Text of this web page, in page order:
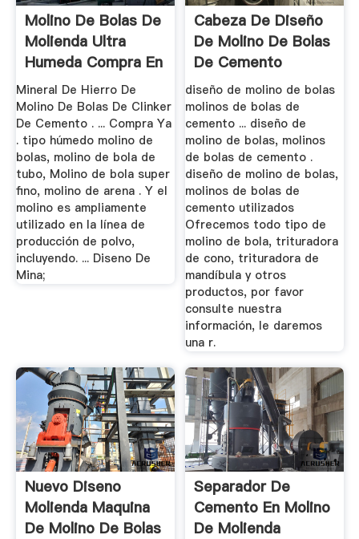
Molino De Bolas De
Molienda Ultra
Humeda Compra En
Linea
Mineral De Hierro De
Molino De Bolas De Clinker
De Cemento . ... Compra Ya
. tipo húmedo molino de
bolas, molino de bola de
tubo, Molino de bola super
fino, molino de arena . Y el
molino es ampliamente
utilizado en la línea de
producción de polvo,
incluyendo. ... Diseno De
Mina;
Cabeza De Diseño
De Molino De Bolas
De Cemento
diseño de molino de bolas
molinos de bolas de
cemento ... diseño de
molino de bolas, molinos
de bolas de cemento .
diseño de molino de bolas,
molinos de bolas de
cemento utilizados
Ofrecemos todo tipo de
molino de bola, trituradora
de cono, trituradora de
mandíbula y otros
productos, por favor
consulte nuestra
información, le daremos
una r.
Nuevo Diseno
Molienda Maquina
De Molino De Bolas
Separador De
Cemento En Molino
De Molienda